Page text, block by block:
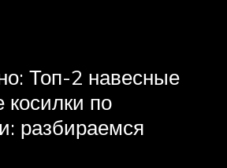
Топ-2 навесные
косилки по
разбираемся